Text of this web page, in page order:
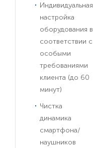
Индивидуальная
настройка
оборудования в
соответствии с
особыми
требованиями
клиента (до 60
минут)
Чистка
динамика
смартфона/
наушников